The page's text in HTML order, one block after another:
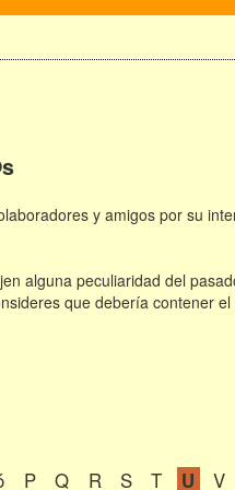
y amigos por su
alguna peculiaridad del
que debería contener
P Q R S T U V